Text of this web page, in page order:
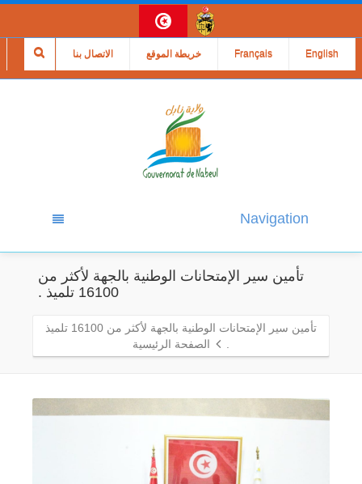
الاتصال بنا خريطة الموقع Français English
Navigation
تأمين سير الإمتحانات الوطنية بالجهة لأكثر من
16100 تلميذ .
تأمين سير الإمتحانات الوطنية بالجهة لأكثر من 16100 تلميذ
الصفحة الرئيسية